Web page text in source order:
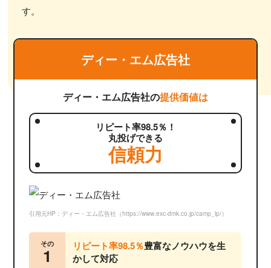
す。
ディー・エム広告社
ディー・エム広告社の提供価値は
リピート率98.5％！
丸投げできる
信頼力
引用元HP：ディー・エム広告社（https://www.exc-dmk.co.jp/camp_lp/）
その
1 リピート率98.5％豊富なノウハウを生
かして対応